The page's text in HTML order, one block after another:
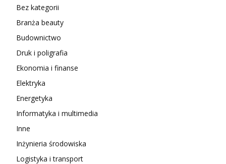
Bez kategorii
Branża beauty
Budownictwo
Druk i poligrafia
Ekonomia i finanse
Elektryka
Energetyka
Informatyka i multimedia
Inne
Inżynieria środowiska
Logistyka i transport